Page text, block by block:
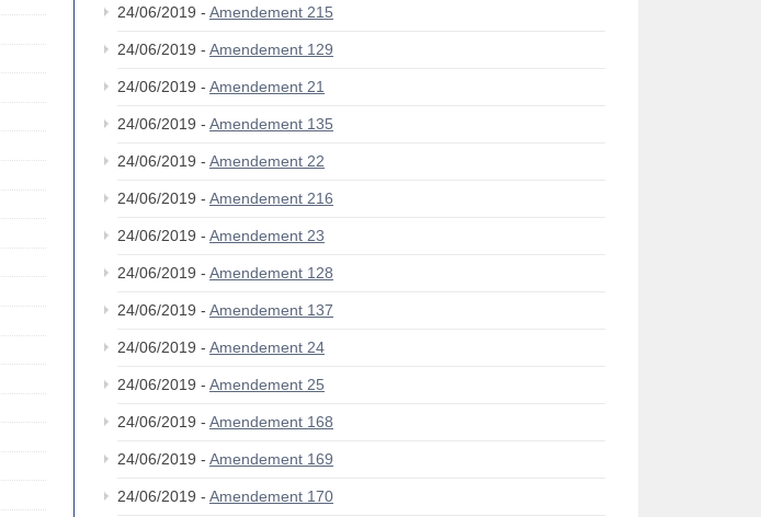
24/06/2019 - Amendement 215
24/06/2019 - Amendement 129
24/06/2019 - Amendement 21
24/06/2019 - Amendement 135
24/06/2019 - Amendement 22
24/06/2019 - Amendement 216
24/06/2019 - Amendement 23
24/06/2019 - Amendement 128
24/06/2019 - Amendement 137
24/06/2019 - Amendement 24
24/06/2019 - Amendement 25
24/06/2019 - Amendement 168
24/06/2019 - Amendement 169
24/06/2019 - Amendement 170